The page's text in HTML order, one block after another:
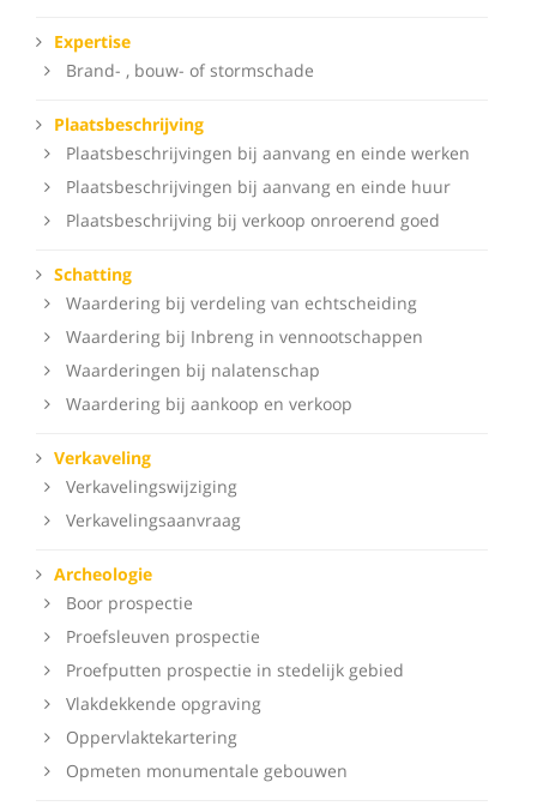
Expertise
Brand- , bouw- of stormschade
Plaatsbeschrijving
Plaatsbeschrijvingen bij aanvang en einde werken
Plaatsbeschrijvingen bij aanvang en einde huur
Plaatsbeschrijving bij verkoop onroerend goed
Schatting
Waardering bij verdeling van echtscheiding
Waardering bij Inbreng in vennootschappen
Waarderingen bij nalatenschap
Waardering bij aankoop en verkoop
Verkaveling
Verkavelingswijziging
Verkavelingsaanvraag
Archeologie
Boor prospectie
Proefsleuven prospectie
Proefputten prospectie in stedelijk gebied
Vlakdekkende opgraving
Oppervlaktekartering
Opmeten monumentale gebouwen